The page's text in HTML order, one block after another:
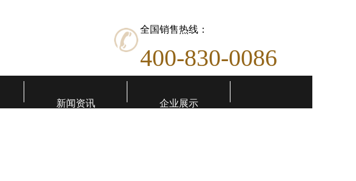
全国销售热线：
400-830-0086
新闻资讯 企业展示